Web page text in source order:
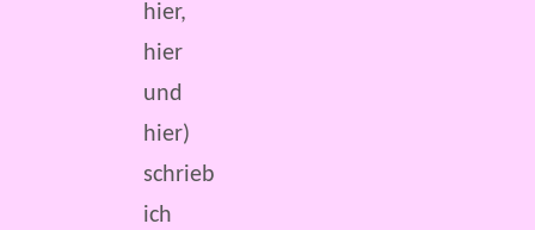
hier,
hier
und
hier)
schrieb
ich